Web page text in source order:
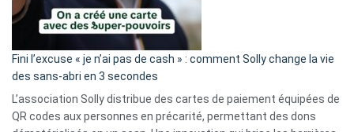
Fini l’excuse « je n’ai pas de cash » : comment Solly change la vie
des sans-abri en 3 secondes
L’association Solly distribue des cartes de paiement équipées de
QR codes aux personnes en précarité, permettant des dons